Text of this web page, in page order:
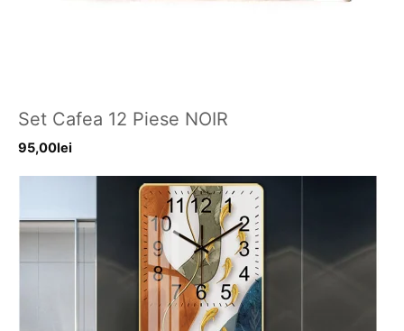
Set Cafea 12 Piese NOIR
95,00lei